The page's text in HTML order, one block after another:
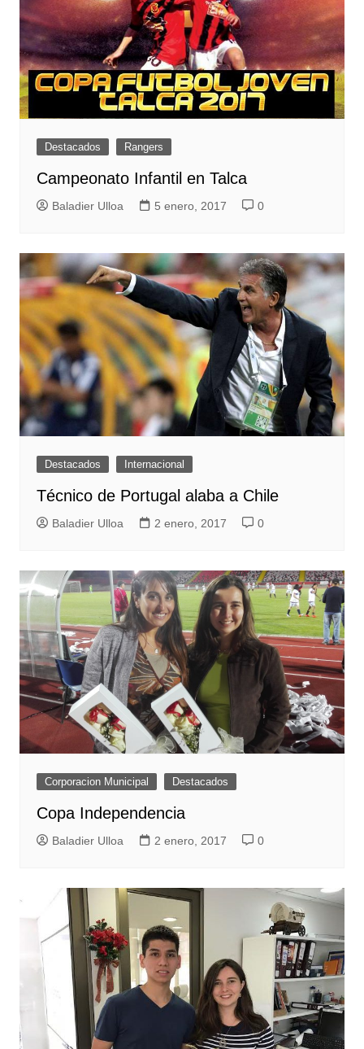
Destacados Rangers
Campeonato Infantil en Talca
Baladier Ulloa 5 enero, 2017 0
Destacados Internacional
Técnico de Portugal alaba a Chile
Baladier Ulloa 2 enero, 2017 0
Corporacion Municipal Destacados
Copa Independencia
Baladier Ulloa 2 enero, 2017 0